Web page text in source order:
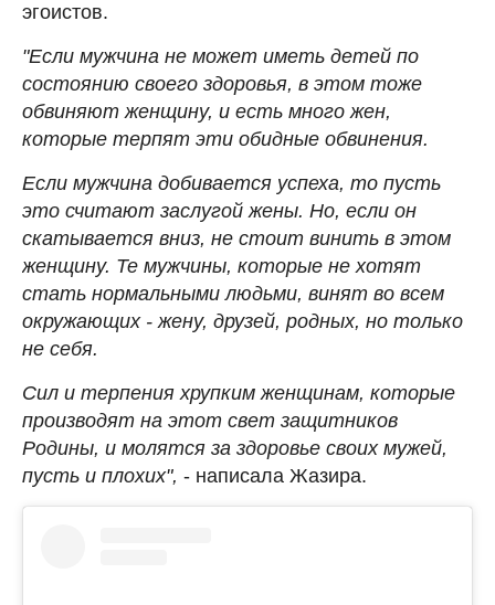
эгоистов.
"Если мужчина не может иметь детей по
состоянию своего здоровья, в этом тоже
обвиняют женщину, и есть много жен,
которые терпят эти обидные обвинения.
Если мужчина добивается успеха, то пусть
это считают заслугой жены. Но, если он
скатывается вниз, не стоит винить в этом
женщину. Те мужчины, которые не хотят
стать нормальными людьми, винят во всем
окружающих - жену, друзей, родных, но только
не себя.
Сил и терпения хрупким женщинам, которые
производят на этот свет защитников
Родины, и молятся за здоровье своих мужей,
пусть и плохих", - написала Жазира.